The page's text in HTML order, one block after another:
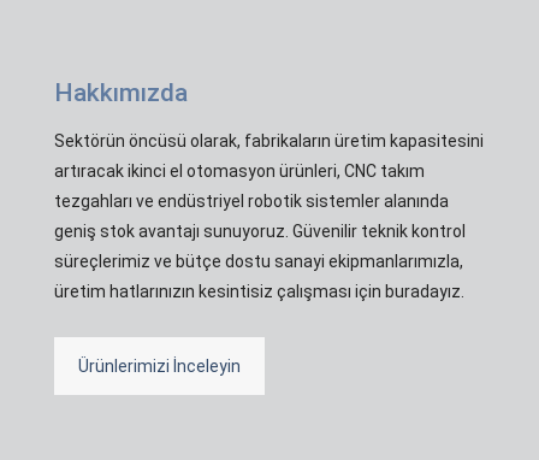
Hakkımızda
Sektörün öncüsü olarak, fabrikaların üretim kapasitesini
artıracak ikinci el otomasyon ürünleri, CNC takım
tezgahları ve endüstriyel robotik sistemler alanında
geniş stok avantajı sunuyoruz. Güvenilir teknik kontrol
süreçlerimiz ve bütçe dostu sanayi ekipmanlarımızla,
üretim hatlarınızın kesintisiz çalışması için buradayız.
Ürünlerimizi İnceleyin